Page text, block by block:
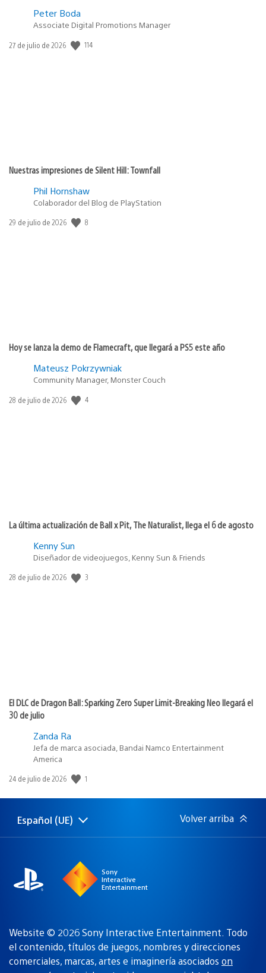
Peter Boda
Associate Digital Promotions Manager
Fecha
27 de julio de 2026 114
Nuestras impresiones de Silent Hill: Townfall
Phil Hornshaw
Colaborador del Blog de PlayStation
Fecha
29 de julio de 2026 8
Hoy se lanza la demo de Flamecraft, que llegará a PS5 este año
Mateusz Pokrzywniak
Community Manager, Monster Couch
Fecha
28 de julio de 2026 4
La última actualización de Ball x Pit, The Naturalist, llega el 6 de agosto
Kenny Sun
Diseñador de videojuegos, Kenny Sun & Friends
Fecha
28 de julio de 2026 3
El DLC de Dragon Ball: Sparking Zero Super Limit-Breaking Neo llegará el
30 de julio
Zanda Ra
Jefa de marca asociada, Bandai Namco Entertainment
America
Fecha
publicación:
24 de julio de 2026 1
Selecciona
una
Región
actual:
Español (UE) Volver arriba
Sony
Interactive
Entertainment
Website © 2026 Sony Interactive Entertainment. Todo
el contenido, títulos de juegos, nombres y direcciones
comerciales, marcas, artes e imaginería asociados on